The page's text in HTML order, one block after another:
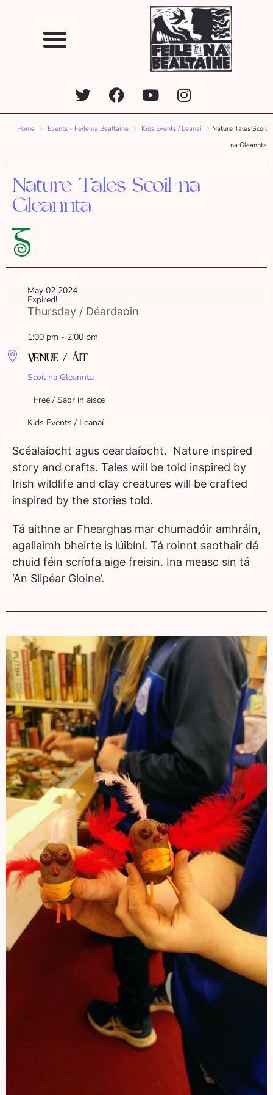
Home Events - Feile na Bealtaine Kids Events / Leanaí
Nature Tales Scoil
na Gleannta
Nature Tales Scoil na
Gleannta
May 02 2024
Expired!
Thursday / Déardaoin
1:00 pm - 2:00 pm
VENUE / ÁIT
Scoil na Gleannta
Free / Saor in aisce
Kids Events / Leanaí
Scéalaíocht agus ceardaíocht. Nature inspired
story and crafts. Tales will be told inspired by
Irish wildlife and clay creatures will be crafted
inspired by the stories told.
Tá aithne ar Fhearghas mar chumadóir amhráin,
agallaimh bheirte is lúibíní. Tá roinnt saothair dá
chuid féin scríofa aige freisin. Ina measc sin tá
‘An Slipéar Gloine’.